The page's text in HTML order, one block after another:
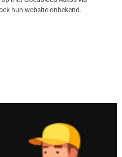
hun website onbekend.